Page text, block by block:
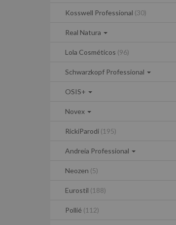
Kosswell Professional (30)
Real Natura
Lola Cosméticos (96)
Schwarzkopf Professional
OSIS+
Novex
RickiParodi (195)
Andreia Professional
Neozen (5)
Eurostil (188)
Pollié (112)